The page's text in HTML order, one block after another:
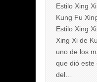
Estilo Xing
Kung Fu
Estilo Xing
Xing Xi de
uno de los
que dió este
del…